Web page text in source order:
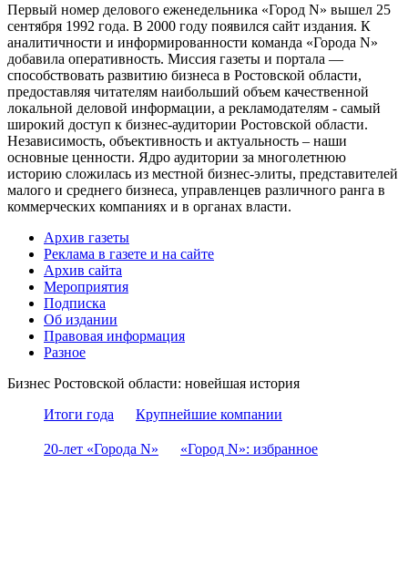
Первый номер делового еженедельника «Город N» вышел 25
сентября 1992 года. В 2000 году появился сайт издания. К
аналитичности и информированности команда «Города N»
добавила оперативность. Миссия газеты и портала —
способствовать развитию бизнеса в Ростовской области,
предоставляя читателям наибольший объем качественной
локальной деловой информации, а рекламодателям - самый
широкий доступ к бизнес-аудитории Ростовской области.
Независимость, объективность и актуальность – наши
основные ценности. Ядро аудитории за многолетнюю
историю сложилась из местной бизнес-элиты, представителей
малого и среднего бизнеса, управленцев различного ранга в
коммерческих компаниях и в органах власти.
Архив газеты
Реклама в газете и на сайте
Архив сайта
Мероприятия
Подписка
Об издании
Правовая информация
Разное
Бизнес Ростовской области: новейшая история
Итоги года
Крупнейшие компании
20-лет «Города N» «Город N»: избранное